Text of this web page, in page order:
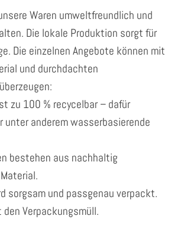
Waren umweltfreundlich und
Die lokale Produktion sorgt für
Die einzelnen Angebote können mit
und durchdachten
zu 100 % recycelbar – dafür
unter anderem wasserbasierende
bestehen aus nachhaltig
sorgsam und passgenau verpackt.
Verpackungsmüll.